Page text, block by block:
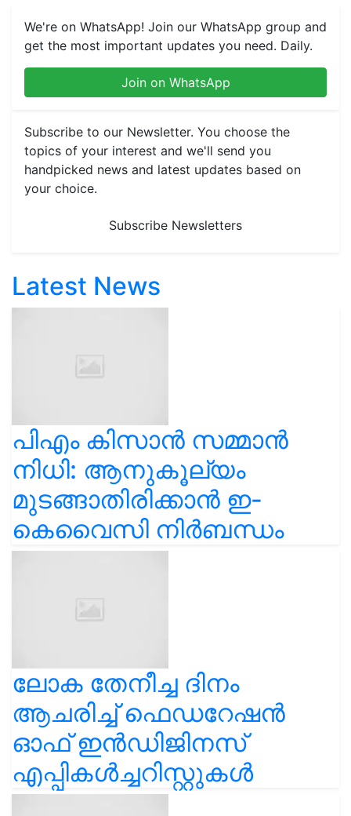
We're on WhatsApp! Join our WhatsApp group and
get the most important updates you need. Daily.
Join on WhatsApp
Subscribe to our Newsletter. You choose the
topics of your interest and we'll send you
handpicked news and latest updates based on
your choice.
Subscribe Newsletters
Latest News
പിഎം കിസാൻ സമ്മാൻ
നിധി: ആനുകൂല്യം
മുടങ്ങാതിരിക്കാൻ ഇ-
കെവൈസി നിർബന്ധം
ലോക തേനീച്ച ദിനം
ആചരിച്ച് ഫെഡറേഷൻ
ഓഫ് ഇൻഡിജിനസ്
എപ്പികൾച്ചറിസ്റ്റുകൾ